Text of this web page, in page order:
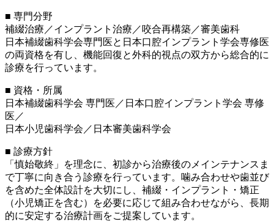
■ 専門分野
補綴治療／インプラント治療／咬合再構築／審美歯科
日本補綴歯科学会専門医と日本口腔インプラント学会専修医
の両資格を有し、機能回復と外科的視点の双方から総合的に
診療を行っています。
■ 資格・所属
日本補綴歯科学会 専門医／日本口腔インプラント学会 専修
医／
日本小児歯科学会／日本審美歯科学会
■ 診療方針
「慎始敬終」を理念に、初診から治療後のメインテナンスま
で丁寧に向き合う診療を行っています。噛み合わせや歯並び
を含めた全体設計を大切にし、補綴・インプラント・矯正
（小児矯正を含む）を必要に応じて組み合わせながら、長期
的に安定する治療計画をご提案しています。